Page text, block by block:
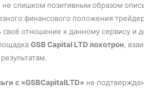
не слишком позитивным образом
финансового положения
отношение к данному сервису и
GSB Capital LTD лохотрон,
с «GSBCapitalLTD» не